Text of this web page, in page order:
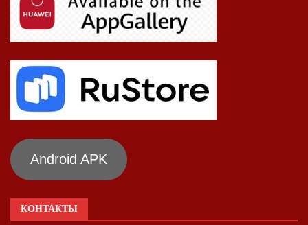
Android APK
КОНТАКТЫ